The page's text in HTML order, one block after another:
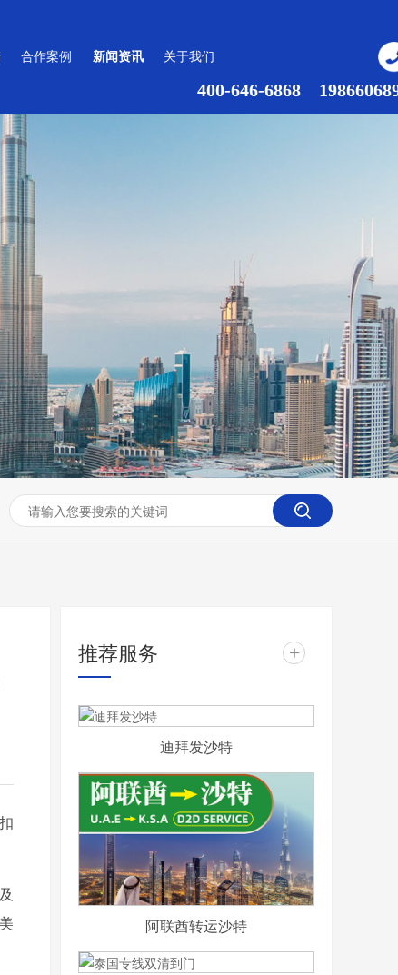
合作案例 新闻资讯 关于我们
400-646-6868
推荐服务 +
迪拜发沙特
阿联酋转运沙特